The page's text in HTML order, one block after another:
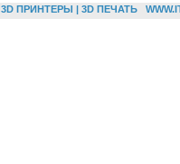
3D ПРИНТЕРЫ | 3D ПЕЧАТЬ